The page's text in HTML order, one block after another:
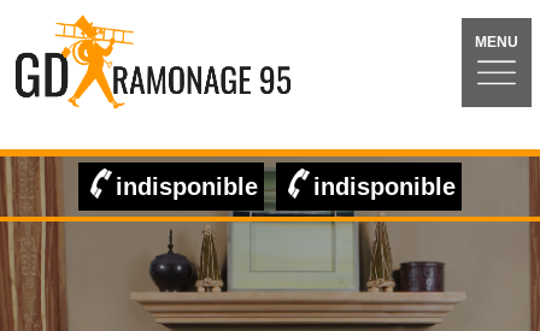
MENU
indisponible indisponible